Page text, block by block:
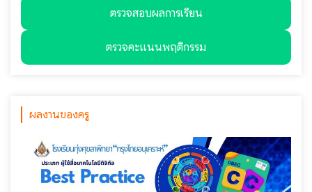
ตรวจสอบผลการเรียน
ตรวจคะแนนพฤติกรรม
ผลงานของครู